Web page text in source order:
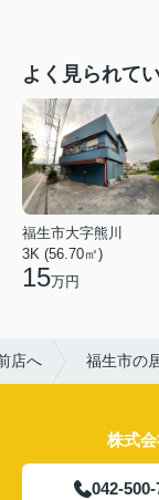
よく見られて
福生市大字熊川
3K (56.70㎡)
15万円
店へ 福生市の
株式
042-500-